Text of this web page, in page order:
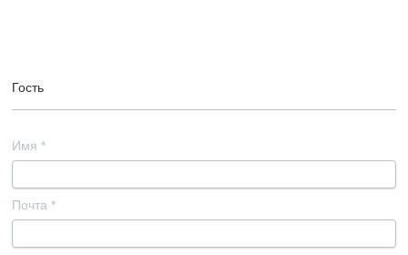
Гость
Имя *
Почта *